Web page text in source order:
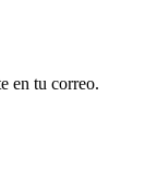
en tu correo.